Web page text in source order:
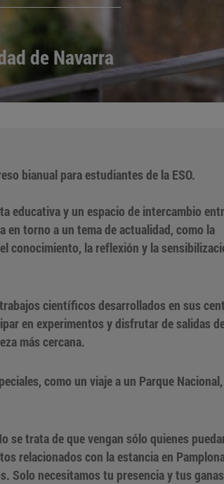
de Navarra
bianual para estudiantes de la ESO.
educativa y un espacio de intercambio
en torno a un tema de actualidad, como la
conocimiento, la reflexión y la
científicos desarrollados en sus
en experimentos y disfrutar de salidas
más cercana.
como un viaje a un Parque Nacional,
se trata de que vengan sólo quienes
relacionados con la estancia en
Solo necesitamos tu presencia y tus